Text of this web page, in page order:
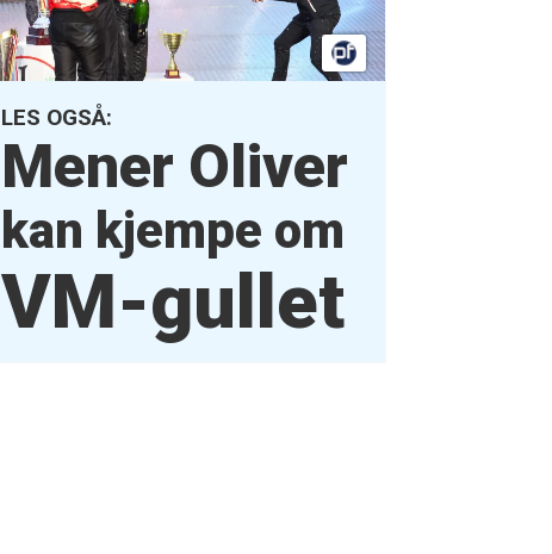
LES OGSÅ:
Mener Oliver
kan kjempe om
VM-gullet